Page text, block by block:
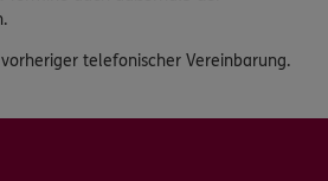
telefonischer Vereinbarung.